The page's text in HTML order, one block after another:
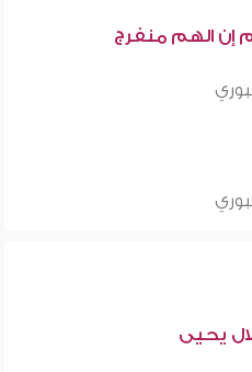
إن الهم منفرج
يحيى